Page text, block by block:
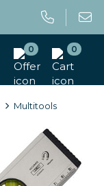
0 0
Multitools